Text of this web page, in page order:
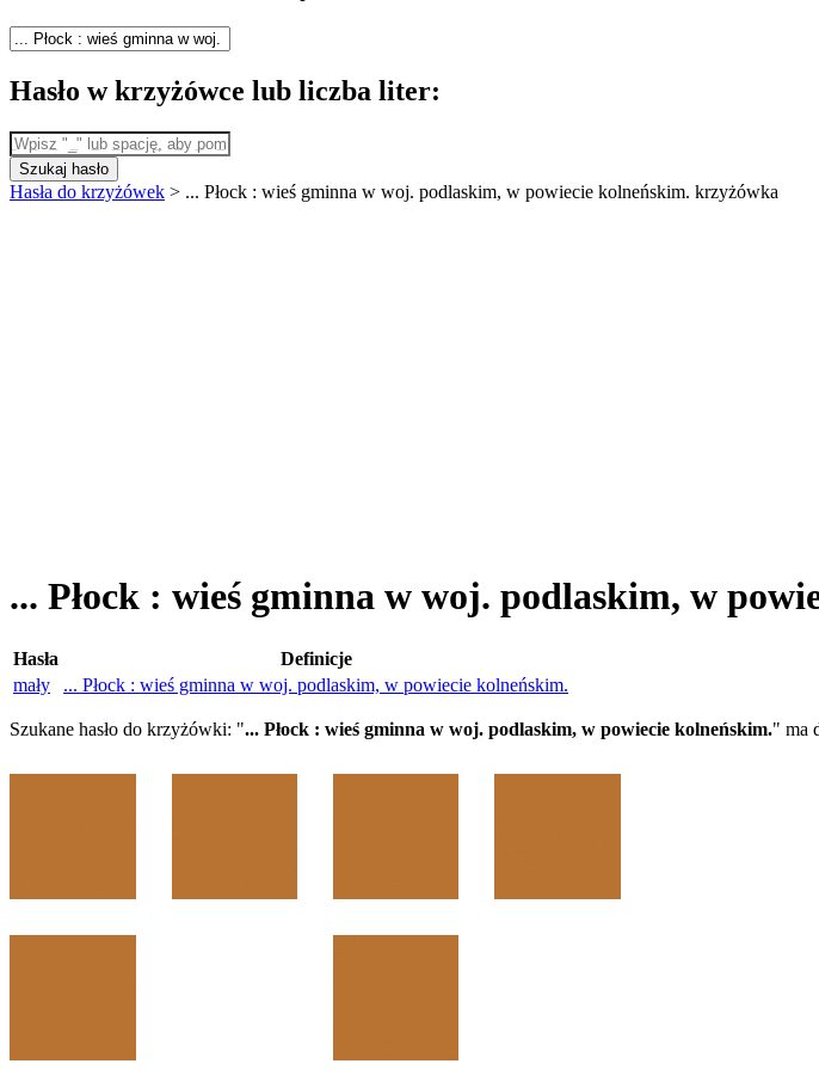
Hasło w krzyżówce lub liczba liter:
Szukaj hasło
Hasła do krzyżówek > ... Płock : wieś gminna w woj. podlaskim, w powiecie kolneńskim. krzyżówka
... Płock : wieś gminna w woj. podlaskim, w
Hasła
Definicje
mały
... Płock : wieś gminna w woj. podlaskim, w powiecie kolneńskim.
Szukane hasło do krzyżówki: "... Płock : wieś gminna w woj. podlaskim, w powiecie kolneńskim." ma